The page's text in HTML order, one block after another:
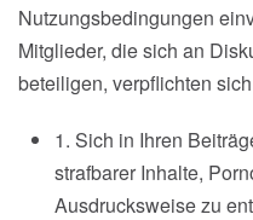
Nutzungsbedingungen
Mitglieder, die sich an
beteiligen, verpflichten
1. Sich in Ihren
strafbarer Inhalte,
Ausdrucksweise zu